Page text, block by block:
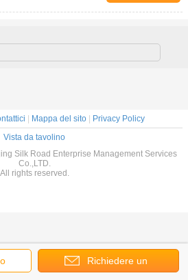
Richiedere un
Mappa del sito|
Privacy Policy
Vista da tavolino
Silk Road Enterprise Management Services
Co.,LTD.
All rights reserved.